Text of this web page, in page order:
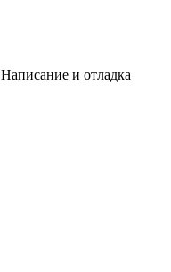
Написание и отладка